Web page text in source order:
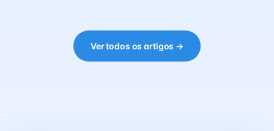
Ver todos os artigos →